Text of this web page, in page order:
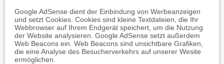
Google AdSense dient der Einbindung von Werbeanzeigen
und setzt Cookies. Cookies sind kleine Textdateien, die Ihr
Webbrowser auf Ihrem Endgerät speichert, um die Nutzung
der Website analysieren. Google AdSense setzt außerdem
Web Beacons ein. Web Beacons sind unsichtbare Grafiken,
die eine Analyse des Besucherverkehrs auf unserer Wesite
ermöglichen.